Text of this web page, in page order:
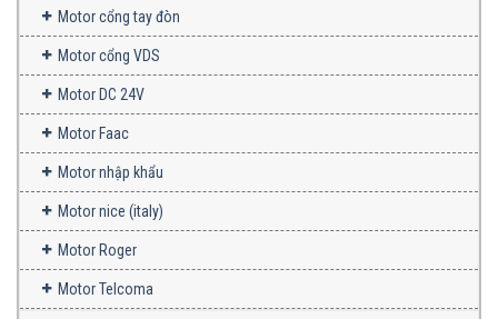
Motor cổng tay đòn
Motor cổng VDS
Motor DC 24V
Motor Faac
Motor nhập khẩu
Motor nice (italy)
Motor Roger
Motor Telcoma